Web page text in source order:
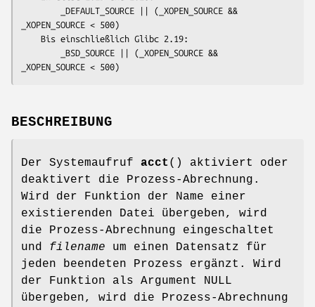
_XOPEN_SOURCE < 500)
_XOPEN_SOURCE < 500)
BESCHREIBUNG
Der Systemaufruf acct () aktiviert oder
deaktivert die Prozess-Abrechnung.
Wird der Funktion der Name einer
existierenden Datei übergeben, wird
die Prozess-Abrechnung eingeschaltet
und filename um einen Datensatz für
jeden beendeten Prozess ergänzt. Wird
der Funktion als Argument NULL
übergeben, wird die Prozess-Abrechnung